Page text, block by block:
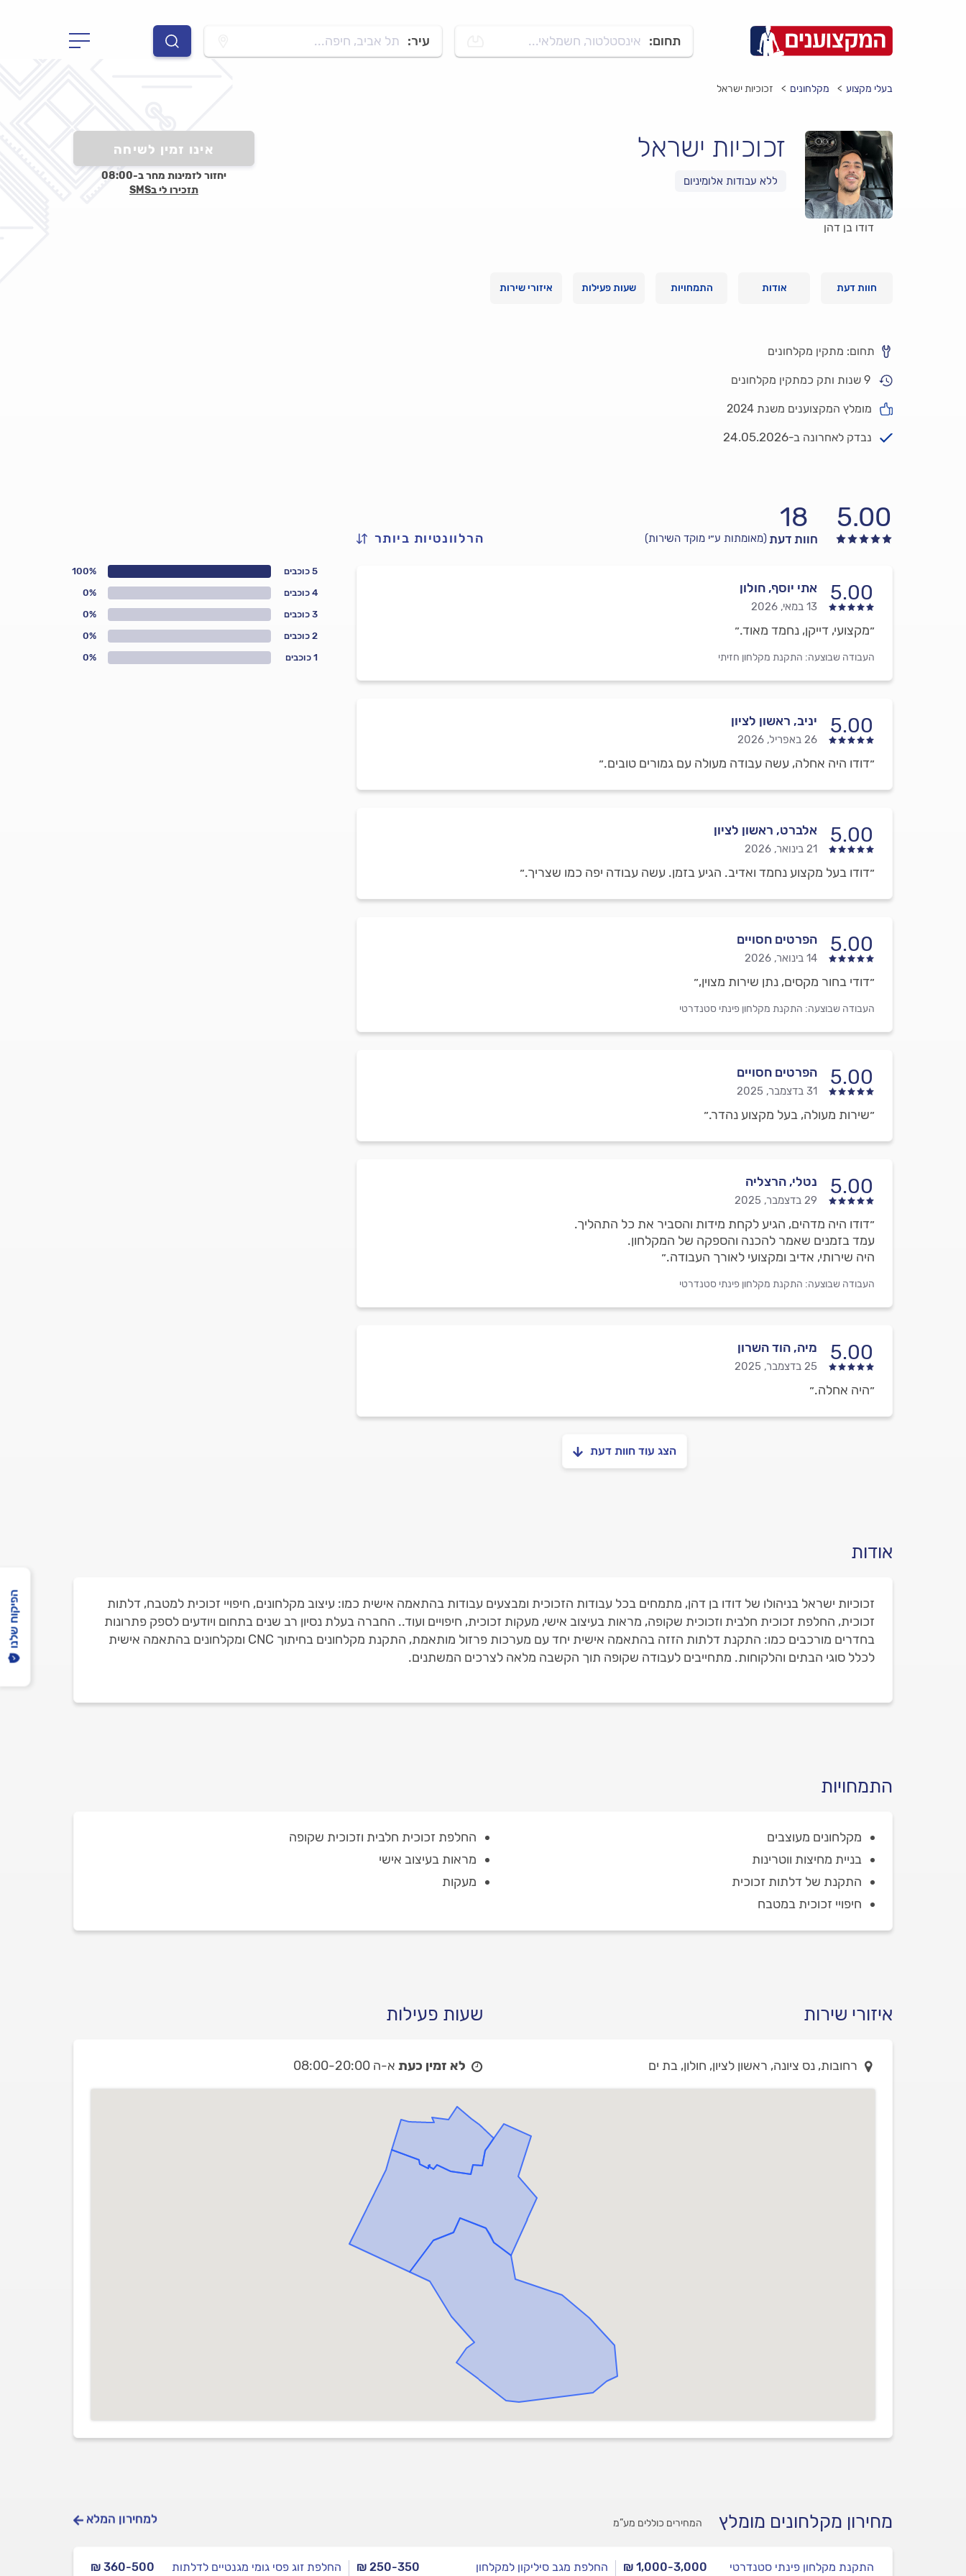
תחום: אינסטלטור, חשמלאי... עיר: תל אביב, חיפה...
בעלי מקצוע מקלחונים זכוכיות ישראל
דודו בן דהן
זכוכיות ישראל אינו זמין לשיחה
יחזור לזמינות מחר ב-08:00
תזכירו לי בSMS
חוות דעת אודות התמחויות שעות פעילות איזורי שירות
תחום: מתקין מקלחונים
9 שנות ותק כמתקין מקלחונים
מומלץ המקצוענים משנת 2024
נבדק לאחרונה ב-24.05.2026
5.00
18
חוות דעת(מאומתות ע״י מוקד השירות) הרלוונטיות ביותר
1 כוכבים 0%
2 כוכבים 0%
3 כוכבים 0%
4 כוכבים 0%
5 כוכבים 100%
5.00 אתי יוסף, חולון
13 במאי, 2026
״מקצועי, דייקן, נחמד מאוד.״
העבודה שבוצעה: התקנת מקלחון חזיתי
5.00 יניב, ראשון לציון
26 באפריל, 2026
״דודו היה אחלה, עשה עבודה מעולה עם גמורים טובים.״
5.00 אלברט, ראשון לציון
21 בינואר, 2026
״דודו בעל מקצוע נחמד ואדיב. הגיע בזמן. עשה עבודה יפה כמו שצריך.״
5.00 הפרטים חסויים
14 בינואר, 2026
״דודי בחור מקסים, נתן שירות מצוין,״
העבודה שבוצעה: התקנת מקלחון פינתי סטנדרטי
5.00 הפרטים חסויים
31 בדצמבר, 2025
״שירות מעולה, בעל מקצוע נהדר.״
5.00 נטלי, הרצליה
29 בדצמבר, 2025
״דודו היה מדהים, הגיע לקחת מידות והסביר את כל התהליך.
עמד בזמנים שאמר להכנה והספקה של המקלחון.
היה שירותי, אדיב ומקצועי לאורך העבודה.״
העבודה שבוצעה: התקנת מקלחון פינתי סטנדרטי
5.00 מיה, הוד השרון
25 בדצמבר, 2025
״היה אחלה.״
הצג עוד חוות דעת
אודות
זכוכיות ישראל בניהולו של דודו בן דהן, מתמחים בכל עבודות הזכוכית ומבצעים עבודות בהתאמה אישית כמו: עיצוב מקלחונים, חיפויי זכוכית למטבח, דלתות
זכוכית, החלפת זכוכית חלבית וזכוכית שקופה, מראות בעיצוב אישי, מעקות זכוכית, חיפויים ועוד.. החברה בעלת נסיון רב שנים בתחום ויודעים לספק פתרונות
בחדרים מורכבים כמו: התקנת דלתות הזזה בהתאמה אישית יחד עם מערכות פרזול מותאמת, התקנת מקלחונים בחיתוך CNC ומקלחונים בהתאמה אישית
לכלל סוגי הבתים והלקוחות. מתחייבים לעבודה שקופה תוך הקשבה מלאה לצרכים המשתנים.
התמחויות
מקלחונים מעוצבים
בניית מחיצות ווטרינות
התקנת של דלתות זכוכית
חיפויי זכוכית במטבח
החלפת זכוכית חלבית וזכוכית שקופה
מראות בעיצוב אישי
מעקות
איזורי שירות שעות פעילות
רחובות, נס ציונה, ראשון לציון, חולון, בת ים לא זמין כעת א-ה 08:00-20:00
מחירון מקלחונים מומלץ המחירים כוללים מע”מ למחירון המלא
₪ 1,000-3,000 התקנת מקלחון פינתי סטנדרטי ₪ 250-350 החלפת מגב סיליקון למקלחון ₪ 360-500
החלפת זוג פסי גומי מגנטיים לדלתות
הפיקוח שלנו